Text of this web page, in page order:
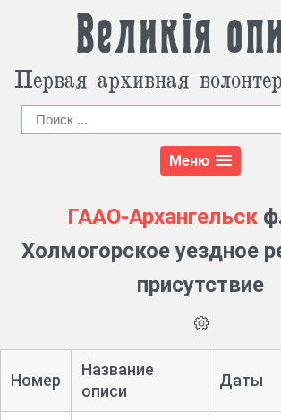
Великія
Первая архивная
Меню
ГААО-Архангельск
Холмогорское уездное
присутствие
Номер
Название
описи
Даты